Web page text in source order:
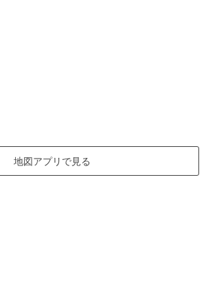
地図アプリで見る